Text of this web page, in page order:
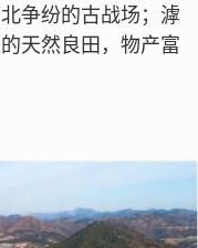
争纷的古战场；滹
天然良田，物产富